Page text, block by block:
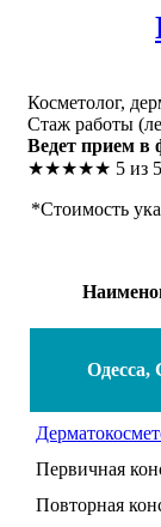
Косметолог,
Стаж работы
Ведет прием в
★★★★★ 5 из 5
*Стоимость
Одесса,
Первичная
Повторная